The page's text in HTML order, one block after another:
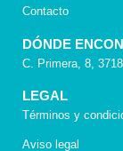
Contacto
DÓNDE
C. Primera, 8,
LEGAL
Términos y
Aviso legal